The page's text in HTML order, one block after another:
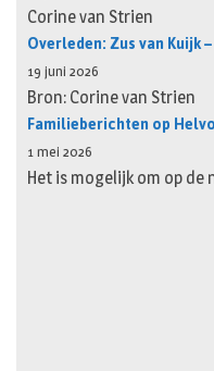
Corine van Strien
Overleden: Zus van Kuijk
19 juni 2026
Bron: Corine van Strien
Familieberichten op
1 mei 2026
Het is mogelijk om op